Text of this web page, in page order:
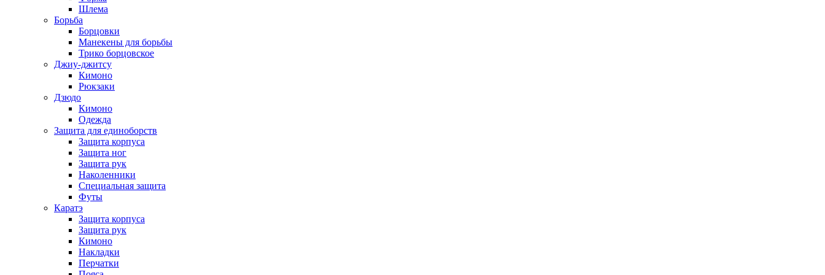
Шлема
Борьба
Борцовки
Манекены для борьбы
Трико борцовское
Джиу-джитсу
Кимоно
Рюкзаки
Дзюдо
Кимоно
Одежда
Защита для единоборств
Защита корпуса
Защита ног
Защита рук
Наколенники
Специальная защита
Футы
Каратэ
Защита корпуса
Защита рук
Кимоно
Накладки
Перчатки